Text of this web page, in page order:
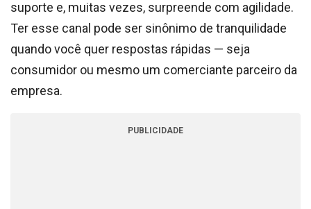
suporte e, muitas vezes, surpreende com agilidade.
Ter esse canal pode ser sinônimo de tranquilidade
quando você quer respostas rápidas — seja
consumidor ou mesmo um comerciante parceiro da
empresa.
PUBLICIDADE